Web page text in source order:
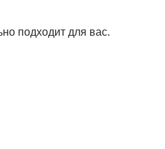
подходит для вас.